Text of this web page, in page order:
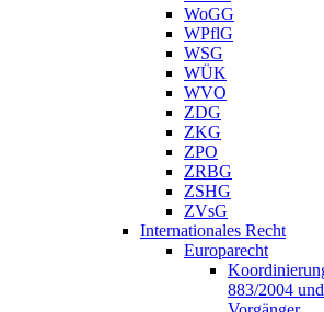
WoGG
WPflG
WSG
WÜK
WVO
ZDG
ZKG
ZPO
ZRBG
ZSHG
ZVsG
Internationales Recht
Europarecht
883/2004